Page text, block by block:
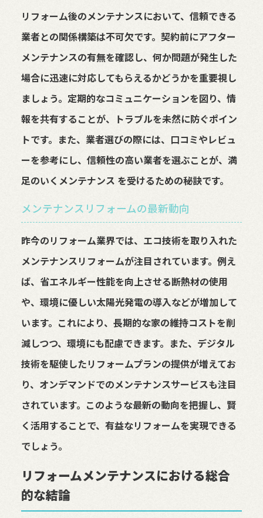
リフォーム後のメンテナンスにおいて、信頼できる
業者との関係構築は不可欠です。契約前にアフター
メンテナンスの有無を確認し、何か問題が発生した
場合に迅速に対応してもらえるかどうかを重要視し
ましょう。定期的なコミュニケーションを図り、情
報を共有することが、トラブルを未然に防ぐポイン
トです。また、業者選びの際には、口コミやレビュ
ーを参考にし、信頼性の高い業者を選ぶことが、満
足のいくメンテナンス を受けるための秘訣です。
メンテナンスリフォームの最新動向
昨今のリフォーム業界では、エコ技術を取り入れた
メンテナンスリフォームが注目されています。例え
ば、省エネルギー性能を向上させる断熱材の使用
や、環境に優しい太陽光発電の導入などが増加して
います。これにより、長期的な家の維持コストを削
減しつつ、環境にも配慮できます。また、デジタル
技術を駆使したリフォームプランの提供が増えてお
り、オンデマンドでのメンテナンスサービスも注目
されています。このような最新の動向を把握し、賢
く活用することで、有益なリフォームを実現できる
でしょう。
リフォームメンテナンスにおける総合
的な結論